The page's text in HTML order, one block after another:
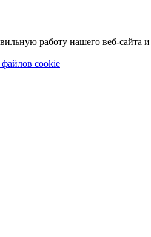
работу нашего веб-сайта и
cookie